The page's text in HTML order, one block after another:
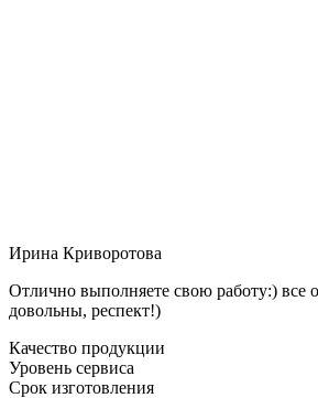
Ирина Криворотова
Отлично выполняете свою работу:) все
довольны, респект!)
Качество продукции
Уровень сервиса
Срок изготовления